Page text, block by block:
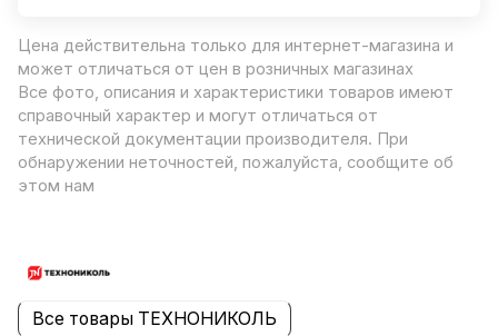
Цена действительна только для интернет-магазина и
может отличаться от цен в розничных магазинах
Все фото, описания и характеристики товаров имеют
справочный характер и могут отличаться от
технической документации производителя. При
обнаружении неточностей, пожалуйста, сообщите об
этом нам
Все товары ТЕХНОНИКОЛЬ